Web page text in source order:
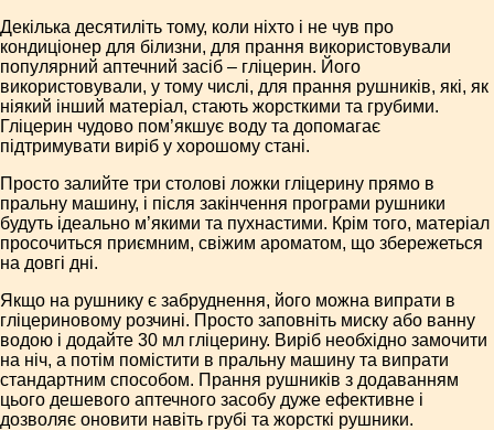
Декілька десятиліть тому, коли ніхто і не чув про
кондиціонер для білизни, для прання використовували
популярний аптечний засіб – гліцерин. Його
використовували, у тому числі, для прання рушників, які, як
ніякий інший матеріал, стають жорсткими та грубими.
Гліцерин чудово пом’якшує воду та допомагає
підтримувати виріб у хорошому стані.
Просто залийте три столові ложки гліцерину прямо в
пральну машину, і після закінчення програми рушники
будуть ідеально м’якими та пухнастими. Крім того, матеріал
просочиться приємним, свіжим ароматом, що збережеться
на довгі дні.
Якщо на рушнику є забруднення, його можна випрати в
гліцериновому розчині. Просто заповніть миску або ванну
водою і додайте 30 мл гліцерину. Виріб необхідно замочити
на ніч, а потім помістити в пральну машину та випрати
стандартним способом. Прання рушників з додаванням
цього дешевого аптечного засобу дуже ефективне і
дозволяє оновити навіть грубі та жорсткі рушники.